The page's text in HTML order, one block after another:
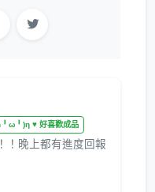
♥ 好喜歡成品
！晚上都有進度回報